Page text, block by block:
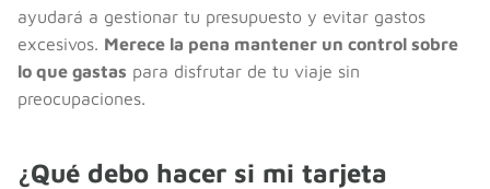
ayudará a gestionar tu presupuesto y evitar gastos
excesivos. Merece la pena mantener un control sobre
lo que gastas para disfrutar de tu viaje sin
preocupaciones.
¿Qué debo hacer si mi tarjeta